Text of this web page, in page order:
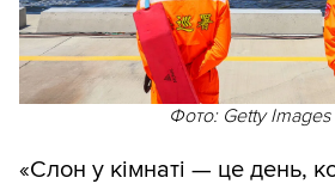
Фото: Getty Images
«Слон у кімнаті — це день,